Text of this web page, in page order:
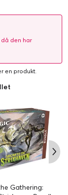
den har
en produkt.
Gathering: